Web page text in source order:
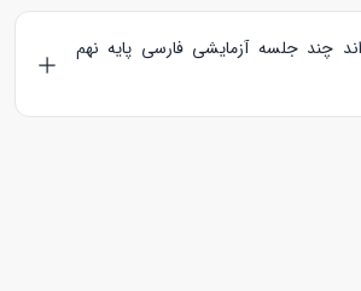
دقیقه به ترتیب مدت زمان برگزاری کلاس های
حضوری برای فارسی نهم دبیرستان است.
چند جلسه آزمایشی فارسی پایه نهم